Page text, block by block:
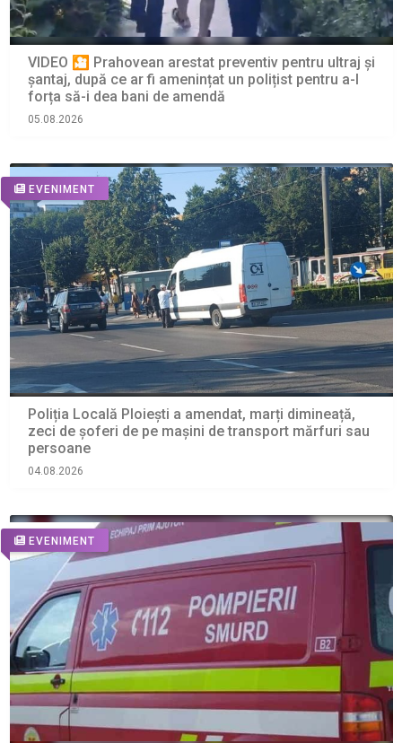
VIDEO 🎦 Prahovean arestat preventiv pentru ultraj și
șantaj, după ce ar fi amenințat un polițist pentru a-l
forța să-i dea bani de amendă
05.08.2026
EVENIMENT
Poliția Locală Ploiești a amendat, marți dimineață,
zeci de șoferi de pe mașini de transport mărfuri sau
persoane
04.08.2026
EVENIMENT